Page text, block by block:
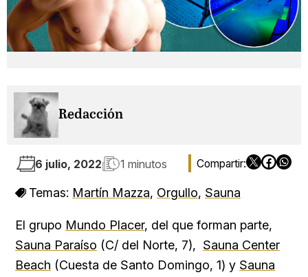
Redacción
6 julio, 2022 1 minutos
Temas: Martín Mazza, Orgullo, Sauna
El grupo Mundo Placer, del que forman parte,
Sauna Paraíso (C/ del Norte, 7), Sauna Center
Beach (Cuesta de Santo Domingo, 1) y Sauna